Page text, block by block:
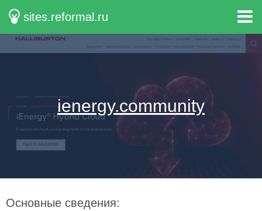
sites.reformal.ru
ienergy.community
Основные сведения: